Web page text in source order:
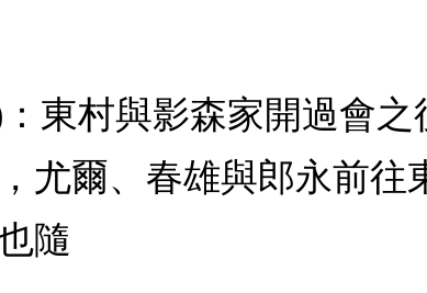
東村與影森家開過會
尤爾、春雄與郎永前往
隨